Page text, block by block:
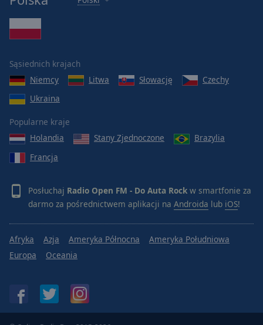
Radio Open FM - Gwiazdy
Radio Open FM - Po Polsku 60/70
Radio Open FM - Crema Café
Radio Open FM - We Dwoje
Radio Open FM - 500 Hip-Hop Hits
Radio Open FM - Retro Café
Radio Open FM - Top Wszech Czasów
Radio Open FM - Największe Przeboje XX w.
Radio Open FM - Top Wszech Czasów - Polska
Radio Open FM - Dobry Wieczór
Radio Open FM - Muzyka do snu
Radio Open FM - Koncentracja
Sąsiednich krajach
Niemcy
Litwa Słowację
Czechy
Ukraina
Popularne kraje
Holandia
Stany Zjednoczone
Brazylia
Francja
Posłuchaj Radio Open FM - Do Auta Rock w smartfonie za
darmo za pośrednictwem aplikacji na Androida lub iOS!
Afryka Azja Ameryka Północna
Ameryka Południowa
Europa
Oceania